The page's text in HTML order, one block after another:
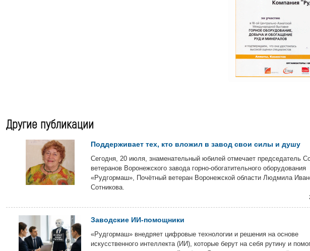
Другие публикации
Поддерживает тех, кто вложил в завод свои силы и душу
Сегодня, 20 июля, знаменательный юбилей отмечает председатель
ветеранов Воронежского завода горно-обогатительного оборудования
«Рудгормаш», Почётный ветеран Воронежской области Людмила
Сотникова.
Заводские ИИ-помощники
«Рудгормаш» внедряет цифровые технологии и решения на основе
искусственного интеллекта (ИИ), которые берут на себя рутину и